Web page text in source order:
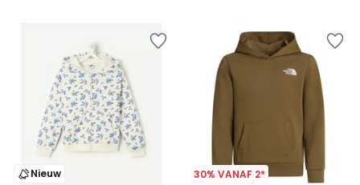
Nieuw 30% VANAF 2*